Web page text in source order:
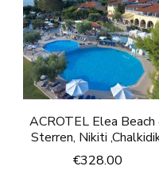
ACROTEL Elea Beach
Sterren, Nikiti
€328.00